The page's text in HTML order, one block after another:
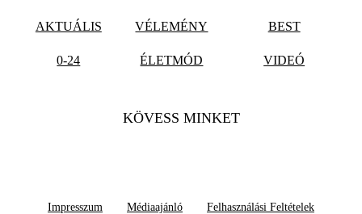
AKTUÁLIS VÉLEMÉNY BEST
0-24 ÉLETMÓD VIDEÓ
KÖVESS MINKET
Impresszum Médiaajánló Felhasználási Feltételek